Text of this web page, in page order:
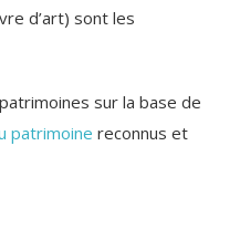
d’art) sont les
sur la base de
patrimoine reconnus et